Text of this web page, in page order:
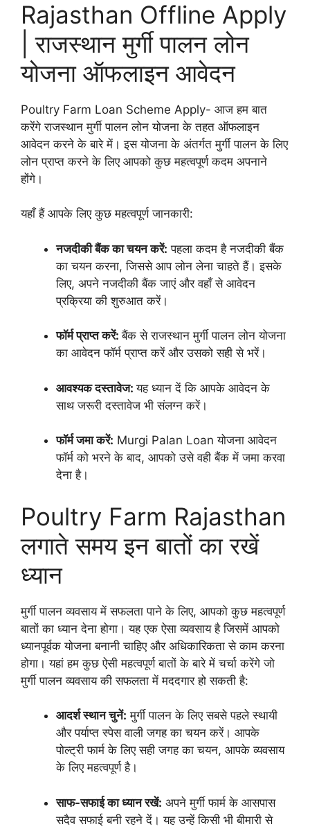
Rajasthan Offline Apply
| राजस्थान मुर्गी पालन लोन
योजना ऑफलाइन आवेदन
Poultry Farm Loan Scheme Apply- आज हम बात
करेंगे राजस्थान मुर्गी पालन लोन योजना के तहत ऑफलाइन
आवेदन करने के बारे में। इस योजना के अंतर्गत मुर्गी पालन के लिए
लोन प्राप्त करने के लिए आपको कुछ महत्वपूर्ण कदम अपनाने
होंगे।
यहाँ हैं आपके लिए कुछ महत्वपूर्ण जानकारी:
नजदीकी बैंक का चयन करें: पहला कदम है नजदीकी बैंक
का चयन करना, जिससे आप लोन लेना चाहते हैं। इसके
लिए, अपने नजदीकी बैंक जाएं और वहाँ से आवेदन
प्रक्रिया की शुरुआत करें।
फॉर्म प्राप्त करें:बैंक से राजस्थान मुर्गी पालन लोन योजना
का आवेदन फॉर्म प्राप्त करें और उसको सही से भरें।
आवश्यक दस्तावेज:यह ध्यान दें कि आपके आवेदन के
साथ जरूरी दस्तावेज भी संलग्न करें।
फॉर्म जमा करें: Murgi Palan Loan योजना आवेदन
फॉर्म को भरने के बाद, आपको उसे वही बैंक में जमा करवा
देना है।
Poultry Farm Rajasthan
लगाते समय इन बातों का रखें
ध्यान
मुर्गी पालन व्यवसाय में सफलता पाने के लिए, आपको कुछ महत्वपूर्ण
बातों का ध्यान देना होगा। यह एक ऐसा व्यवसाय है जिसमें आपको
ध्यानपूर्वक योजना बनानी चाहिए और अधिकारिकता से काम करना
होगा। यहां हम कुछ ऐसी महत्वपूर्ण बातों के बारे में चर्चा करेंगे जो
मुर्गी पालन व्यवसाय की सफलता में मददगार हो सकती है:
आदर्श स्थान चुनें: मुर्गी पालन के लिए सबसे पहले स्थायी
और पर्याप्त स्पेस वाली जगह का चयन करें। आपके
पोल्ट्री फार्म के लिए सही जगह का चयन, आपके व्यवसाय
के लिए महत्वपूर्ण है।
साफ-सफाई का ध्यान रखें: अपने मुर्गी फार्म के आसपास
सदैव सफाई बनी रहने दें। यह उन्हें किसी भी बीमारी से